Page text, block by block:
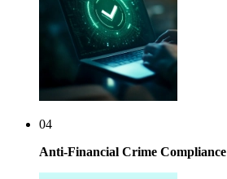
04
Anti-Financial Crime Compliance